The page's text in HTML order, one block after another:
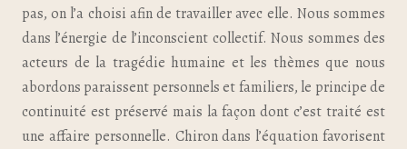
pas, on l’a choisi afin de travailler avec elle. Nous sommes
dans l’énergie de l’inconscient collectif. Nous sommes des
acteurs de la tragédie humaine et les thèmes que nous
abordons paraissent personnels et familiers, le principe de
continuité est préservé mais la façon dont c’est traité est
une affaire personnelle. Chiron dans l’équation favorisent